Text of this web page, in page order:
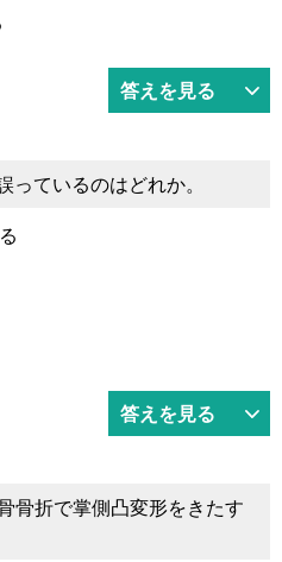
答えを見る
っているのはどれか。
答えを見る
骨折で掌側凸変形をきたす